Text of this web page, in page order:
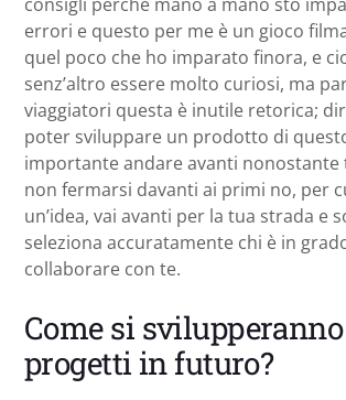
consigli perché mano a mano sto
errori e questo per me è un gioco
quel poco che ho imparato finora, e
senz’altro essere molto curiosi, ma
viaggiatori questa è inutile retorica;
poter sviluppare un prodotto di
importante andare avanti
non fermarsi davanti ai primi no, per
un’idea, vai avanti per la tua strada e
seleziona accuratamente chi è in
collaborare con te.
Come si
progetti in futuro?